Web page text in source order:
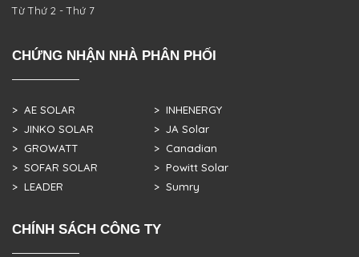
Từ Thứ 2 - Thứ 7
CHỨNG NHẬN NHÀ PHÂN PHỐI
> AE SOLAR
> JINKO SOLAR
> GROWATT
> SOFAR SOLAR
> LEADER
> INHENERGY
> JA Solar
> Canadian
> Powitt Solar
> Sumry
CHÍNH SÁCH CÔNG TY